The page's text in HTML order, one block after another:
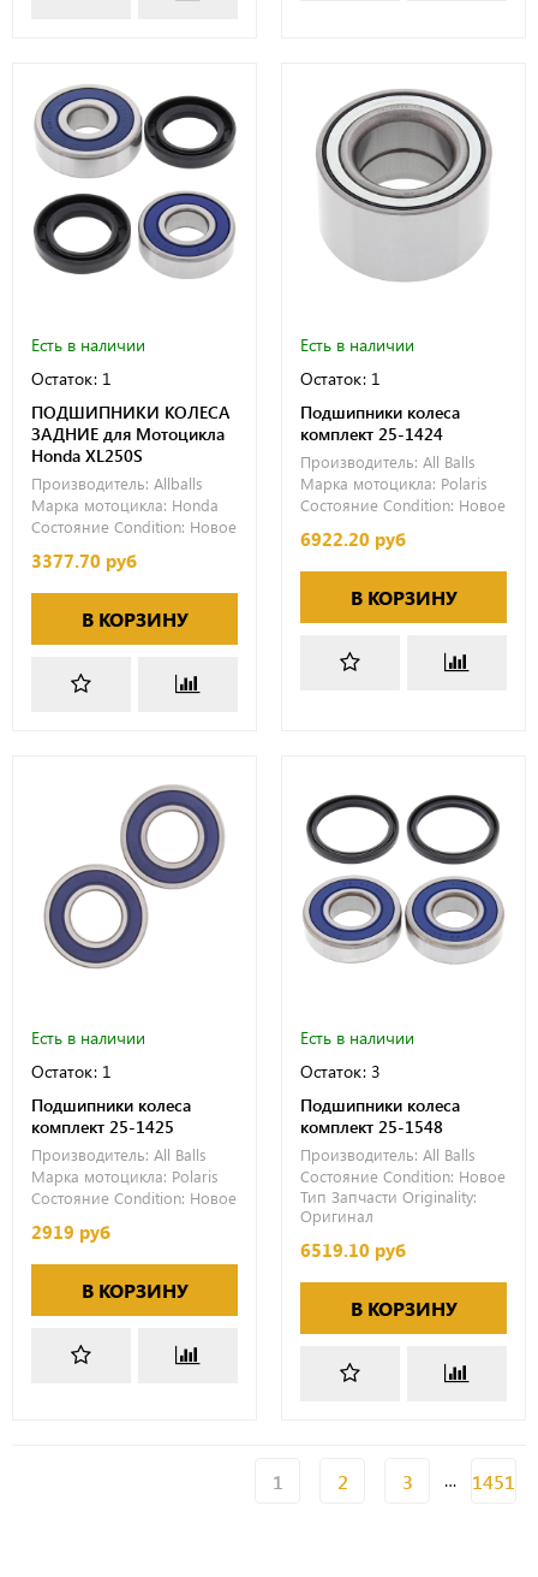
Есть в наличии
Остаток: 1
ПОДШИПНИКИ КОЛЕСА
ЗАДНИЕ для Мотоцикла
Honda XL250S
Производитель: Allballs
Марка мотоцикла: Honda
Состояние Condition: Новое
3377.70 руб
В КОРЗИНУ
Есть в наличии
Остаток: 1
Подшипники колеса
комплект 25-1424
Производитель: All Balls
Марка мотоцикла: Polaris
Состояние Condition: Новое
6922.20 руб
В КОРЗИНУ
Есть в наличии
Остаток: 1
Подшипники колеса
комплект 25-1425
Производитель: All Balls
Марка мотоцикла: Polaris
Состояние Condition: Новое
2919 руб
В КОРЗИНУ
Есть в наличии
Остаток: 3
Подшипники колеса
комплект 25-1548
Производитель: All Balls
Состояние Condition: Новое
Тип Запчасти Originality:
Оригинал
6519.10 руб
В КОРЗИНУ
1 2 3 … 1451